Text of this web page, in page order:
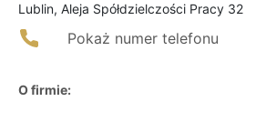
Lublin, Aleja Spółdzielczości Pracy 32
Pokaż numer telefonu
O firmie: